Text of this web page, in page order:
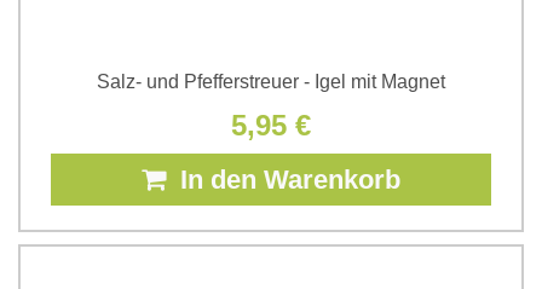
Salz- und Pfefferstreuer - Igel mit Magnet
5,95 €
In den Warenkorb